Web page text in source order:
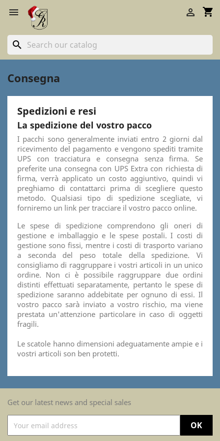
 shopping_cart

search
Consegna
Spedizioni e resi
La spedizione del vostro pacco
I pacchi sono generalmente inviati entro 2 giorni dal
ricevimento del pagamento e vengono spediti tramite
UPS con tracciatura e consegna senza firma. Se
preferite una consegna con UPS Extra con richiesta di
firma, verrà applicato un costo aggiuntivo, quindi vi
preghiamo di contattarci prima di scegliere questo
metodo. Qualsiasi tipo di spedizione scegliate, vi
forniremo un link per tracciare il vostro pacco online.
Le spese di spedizione comprendono gli oneri di
gestione e imballaggio e le spese postali. I costi di
gestione sono fissi, mentre i costi di trasporto variano
a seconda del peso totale della spedizione. Vi
consigliamo di raggruppare i vostri articoli in un unico
ordine. Non ci è possibile raggruppare due ordini
distinti effettuati separatamente, pertanto le spese di
spedizione saranno addebitate per ognuno di essi. Il
vostro pacco sarà inviato a vostro rischio, ma viene
prestata un'attenzione particolare in caso di oggetti
fragili.
Le scatole hanno dimensioni adeguatamente ampie e i
vostri articoli son ben protetti.
Get our latest news and special sales